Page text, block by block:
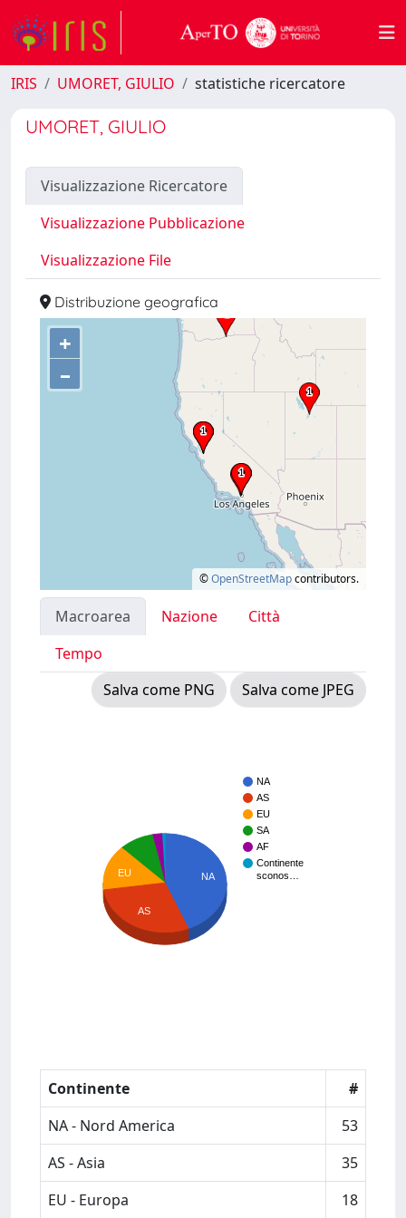
IRIS UMORET, GIULIO statistiche ricercatore
UMORET, GIULIO
Visualizzazione Ricercatore
Visualizzazione Pubblicazione
Visualizzazione File
Distribuzione geografica
+
–
©OpenStreetMapcontributors.
Macroarea Nazione
Città
Tempo
Salva come PNG
Salva come JPEG
NA
AS
EU
SA
AF
Continente
sconos…
NA
EU
AS
Continente
#
NA - Nord America
53
AS - Asia
35
EU - Europa
18